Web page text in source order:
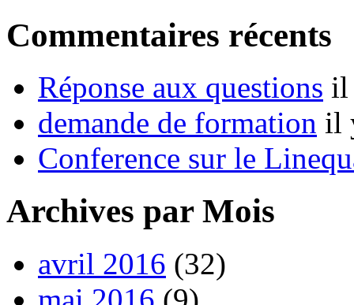
Commentaires récents
Réponse aux questions il
demande de formation il
Conference sur le
Archives par Mois
avril 2016 (32)